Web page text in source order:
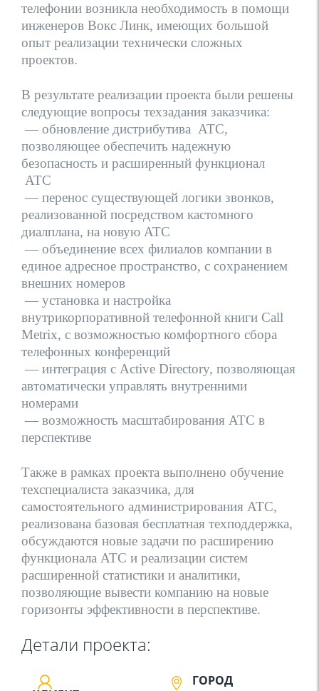
телефонии возникла необходимость в помощи
инженеров Вокс Линк, имеющих большой
опыт реализации технически сложных
проектов.
В результате реализации проекта были решены
следующие вопросы техзадания заказчика:
— обновление дистрибутива АТС,
позволяющее обеспечить надежную
безопасность и расширенный функционал
АТС
— перенос существующей логики звонков,
реализованной посредством кастомного
диалплана, на новую АТС
— объединение всех филиалов компании в
единое адресное пространство, с сохранением
внешних номеров
— установка и настройка
внутрикорпоративной телефонной книги Call
Metrix, с возможностью комфортного сбора
телефонных конференций
— интеграция с Active Directory, позволяющая
автоматически управлять внутренними
номерами
— возможность масштабирования АТС в
перспективе
Также в рамках проекта выполнено обучение
техспециалиста заказчика, для
самостоятельного администрирования АТС,
реализована базовая бесплатная техподдержка,
обсуждаются новые задачи по расширению
функционала АТС и реализации систем
расширенной статистики и аналитики,
позволяющие вывести компанию на новые
горизонты эффективности в перспективе.
Детали проекта:
ГОРОД